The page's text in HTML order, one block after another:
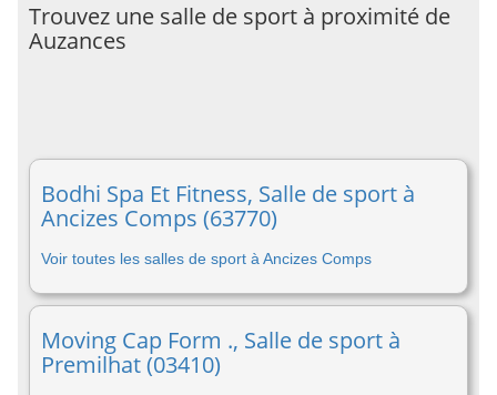
Trouvez une salle de sport à proximité de
Auzances
Bodhi Spa Et Fitness, Salle de sport à
Ancizes Comps (63770)
Voir toutes les salles de sport à Ancizes Comps
Moving Cap Form ., Salle de sport à
Premilhat (03410)